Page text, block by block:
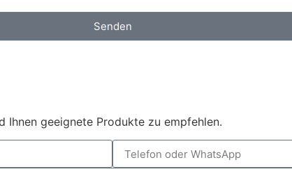
Senden
Ihnen geeignete Produkte zu empfehlen.